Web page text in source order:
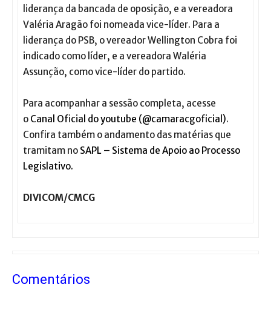
liderança da bancada de oposição, e a vereadora
Valéria Aragão foi nomeada vice-líder. Para a
liderança do PSB, o vereador Wellington Cobra foi
indicado como líder, e a vereadora Waléria
Assunção, como vice-líder do partido.
Para acompanhar a sessão completa, acesse
o Canal Oficial do youtube (@camaracgoficial).
Confira também o andamento das matérias que
tramitam no SAPL – Sistema de Apoio ao Processo
Legislativo.
DIVICOM/CMCG
Comentários